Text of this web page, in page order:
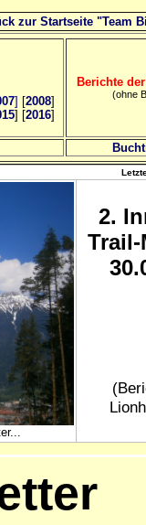
zur Startseite "Team
] [2008]
] [2016]
Berichte
(ohne
2.
Trail-